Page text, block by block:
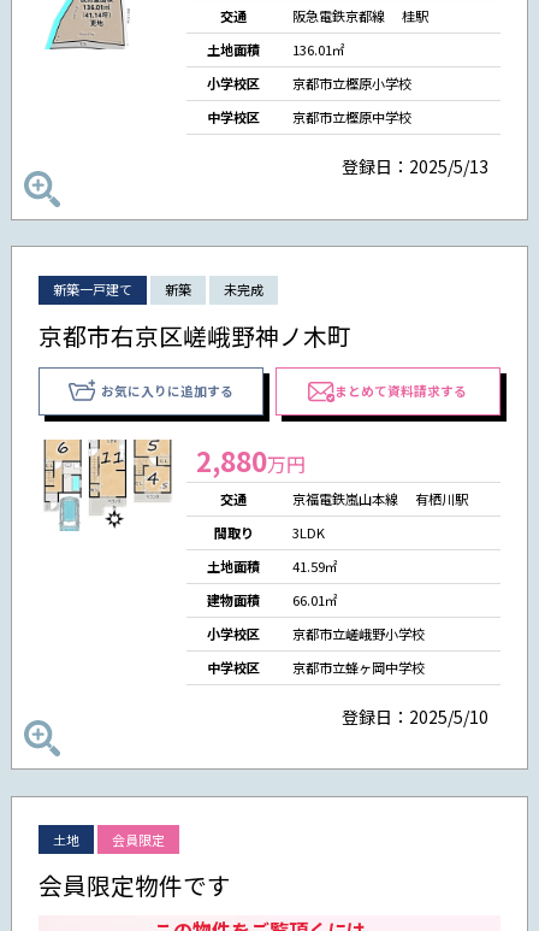
交通
阪急電鉄京都線 桂駅
土地面積
136.01㎡
小学校区
京都市立樫原小学校
中学校区
京都市立樫原中学校
登録日：2025/5/13
新築一戸建て 新築 未完成
京都市右京区嵯峨野神ノ木町
お気に入りに追加する まとめて資料請求する
2,880万円
交通
京福電鉄嵐山本線 有栖川駅
間取り
3LDK
土地面積
41.59㎡
建物面積
66.01㎡
小学校区
京都市立嵯峨野小学校
中学校区
京都市立蜂ヶ岡中学校
登録日：2025/5/10
土地 会員限定
会員限定物件です